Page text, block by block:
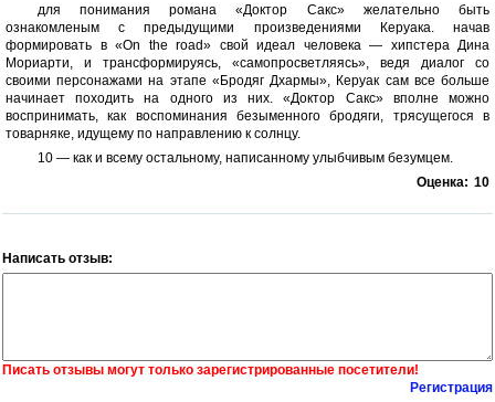
для понимания романа «Доктор Сакс» желательно быть
ознакомленым с предыдущими произведениями Керуака. начав
формировать в «On the road» свой идеал человека — хипстера Дина
Мориарти, и трансформируясь, «самопросветляясь», ведя диалог со
своими персонажами на этапе «Бродяг Дхармы», Керуак сам все больше
начинает походить на одного из них. «Доктор Сакс» вполне можно
воспринимать, как воспоминания безыменного бродяги, трясущегося в
товарняке, идущему по направлению к солнцу.
10 — как и всему остальному, написанному улыбчивым безумцем.
Оценка: 10
Написать отзыв:
Писать отзывы могут только зарегистрированные посетители!
Регистрация